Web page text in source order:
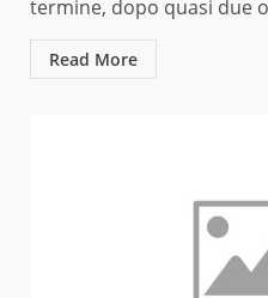
termine, dopo quasi due
Read More